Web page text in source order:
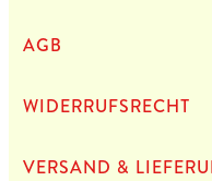
AGB
WIDERRUFSRECHT
VERSAND &